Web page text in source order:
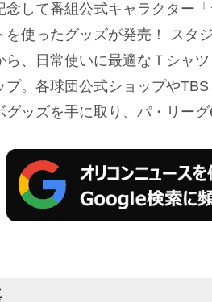
念して番組公式キャラクター
を使ったグッズが発売！ スタ
ら、日常使いに最適なＴシャ
プ。各球団公式ショップや
グッズを手に取り、パ・リー